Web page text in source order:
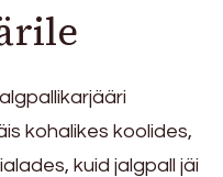
kohalikes koolides,
kuid jalgpall jäi